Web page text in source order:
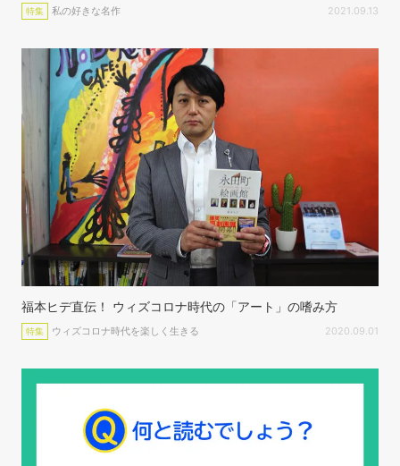
特集 私の好きな名作 2021.09.13
福本ヒデ直伝！ ウィズコロナ時代の「アート」の嗜み方
特集 ウィズコロナ時代を楽しく生きる 2020.09.01